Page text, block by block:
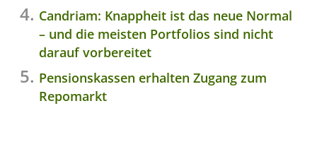
Candriam: Knappheit ist das neue Normal
– und die meisten Portfolios sind nicht
darauf vorbereitet
Pensionskassen erhalten Zugang zum
Repomarkt